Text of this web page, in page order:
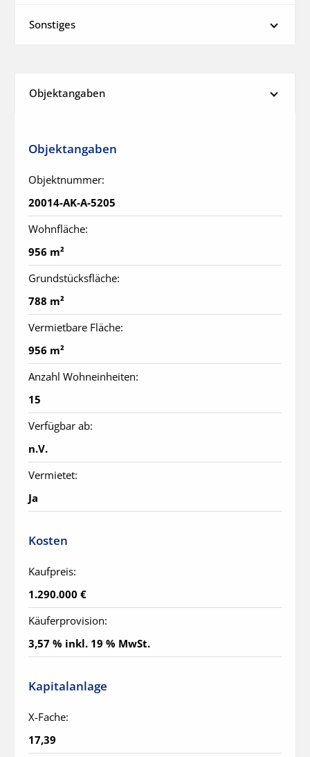
Sonstiges
Objektangaben
Objektangaben
Objektnummer:
20014-AK-A-5205
Wohnfläche:
956 m²
Grundstücksfläche:
788 m²
Vermietbare Fläche:
956 m²
Anzahl Wohneinheiten:
15
Verfügbar ab:
n.V.
Vermietet:
Ja
Kosten
Kaufpreis:
1.290.000 €
Käuferprovision:
3,57 % inkl. 19 % MwSt.
Kapitalanlage
X-Fache:
17,39